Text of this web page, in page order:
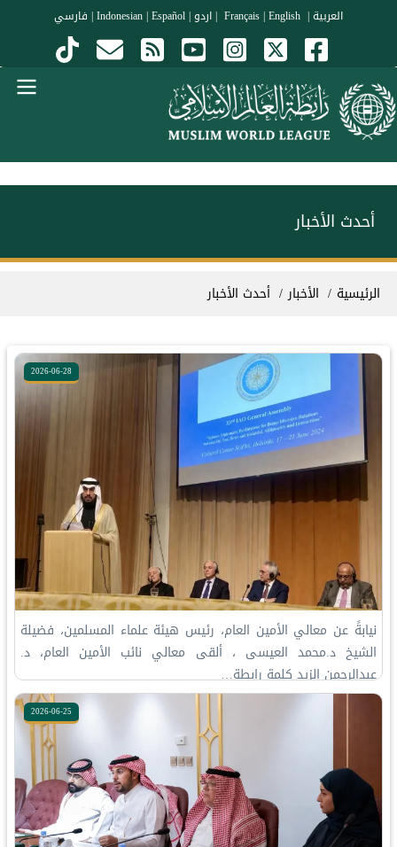
تجاوز إلى المحتوى الرئيسي
العربية|
|English
| اردو|
Indonesian |Español
| فارسي
أحدث الأخبار
مسار التنقل
الرئيسية الأخبار أحدث الأخبار
2026-06-28
‏نيابةً عن معالي الأمين العام، رئيس هيئة علماء المسلمين، فضيلة
الشيخ د.⁧‫محمد العيسى‬⁩ ‬⁩، ألقى معالي نائب الأمين العام، د.
عبدالرحمن الزيد كلمة رابطة…
2026-06-25